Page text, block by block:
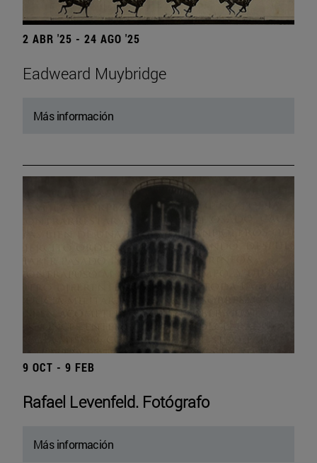
2 ABR '25 - 24 AGO '25
Eadweard Muybridge
Más información
9 OCT - 9 FEB
Rafael Levenfeld. Fotógrafo
Más información